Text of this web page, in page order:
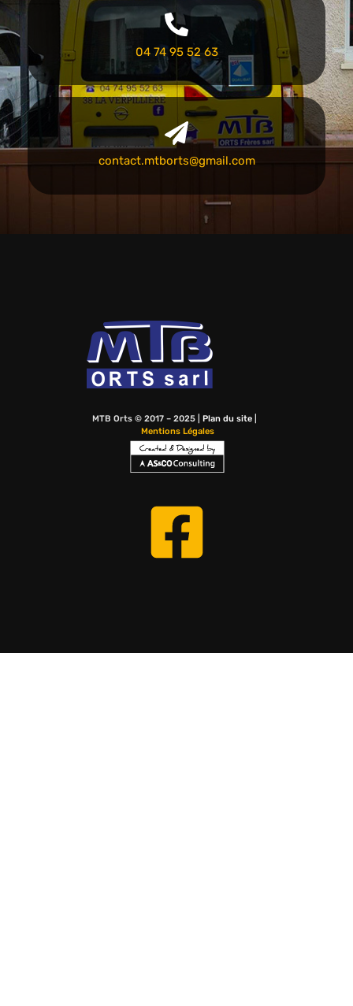
04 74 95 52 63
contact.mtborts@gmail.com
MTB Orts © 2017 – 2025 | Plan du site|
Mentions Légales